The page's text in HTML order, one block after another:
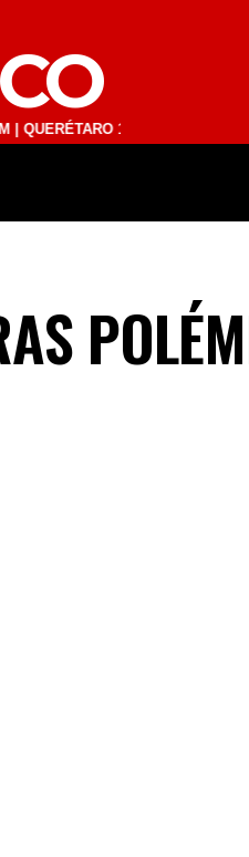
103.1 FM | SAN JUAN